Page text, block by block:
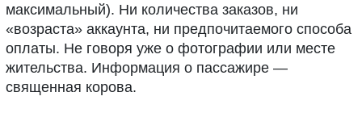
максимальный). Ни количества заказов, ни
«возраста» аккаунта, ни предпочитаемого способа
оплаты. Не говоря уже о фотографии или месте
жительства. Информация о пассажире —
священная корова.